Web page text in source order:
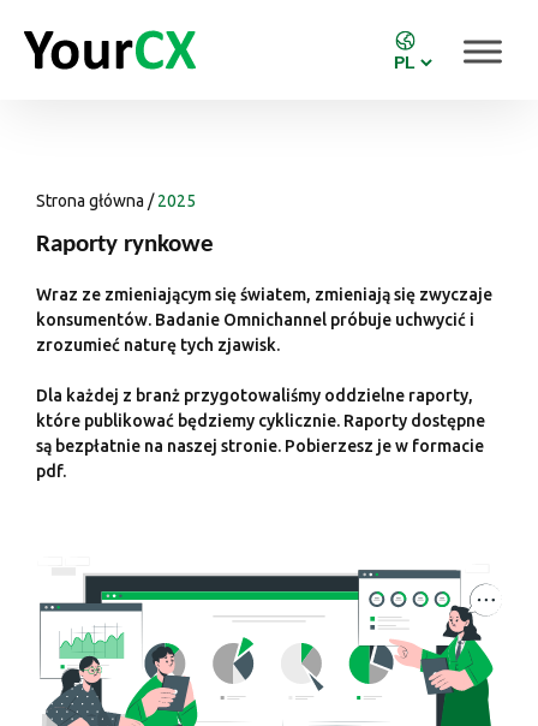
Strona główna /2025
Raporty rynkowe
Wraz ze zmieniającym się światem, zmieniają się zwyczaje
konsumentów. Badanie Omnichannel próbuje uchwycić i
zrozumieć naturę tych zjawisk.
Dla każdej z branż przygotowaliśmy oddzielne raporty,
które publikować będziemy cyklicznie. Raporty dostępne
są bezpłatnie na naszej stronie. Pobierzesz je w formacie
pdf.